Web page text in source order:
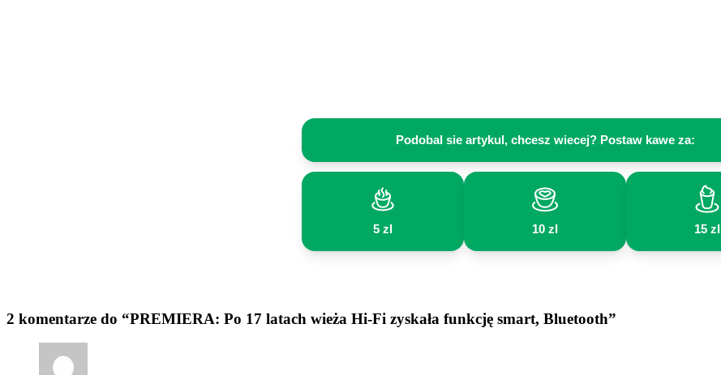
Podobal sie artykul, chcesz wiecej? Postaw kawe za:
5 zl 10 zl 15 zl
2 komentarze do “PREMIERA: Po 17 latach wieża Hi-Fi zyskała funkcję smart, Bluetooth”